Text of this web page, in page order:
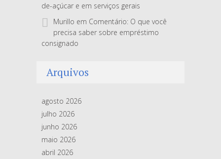
de-açúcar e em serviços gerais
Murillo em Comentário: O que você
precisa saber sobre empréstimo
consignado
Arquivos
agosto 2026
julho 2026
junho 2026
maio 2026
abril 2026